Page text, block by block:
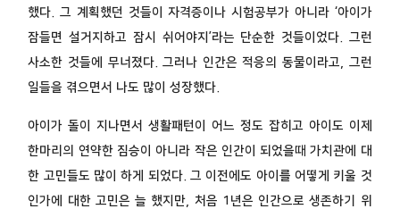
했다. 그 계획했던 것들이 자격증이나 시험공부가 아니라 ‘아이가
잠들면 설거지하고 잠시 쉬어야지’라는 단순한 것들이었다. 그런
사소한 것들에 무너졌다. 그러나 인간은 적응의 동물이라고, 그런
일들을 겪으면서 나도 많이 성장했다.
아이가 돌이 지나면서 생활패턴이 어느 정도 잡히고 아이도 이제
한마리의 연약한 짐승이 아니라 작은 인간이 되었을때 가치관에 대
한 고민들도 많이 하게 되었다. 그 이전에도 아이를 어떻게 키울 것
인가에 대한 고민은 늘 했지만, 처음 1년은 인간으로 생존하기 위